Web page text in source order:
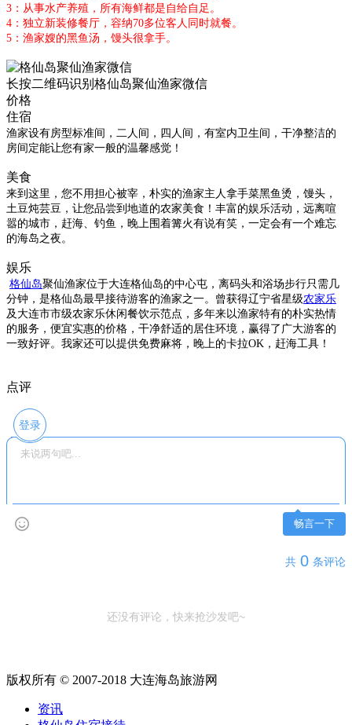
3：从事水产养殖，所有海鲜都是自给自足。
4：独立新装修餐厅，容纳70多位客人同时就餐。
5：渔家嫂的黑鱼汤，馒头很拿手。
长按二维码识别 格仙岛聚仙渔家微信
价格
住宿
渔家设有房型标准间，二人间，四人间，有室内卫生间，干净整洁的
房间定能让您有家一般的温馨感觉！
美食
来到这里，您不用担心被宰，朴实的渔家主人拿手菜黑鱼烫，馒头，
土豆炖芸豆，让您品尝到地道的农家美食！ 丰富的娱乐活动，远离喧
嚣的城市，赶海、钓鱼，晚上围着篝火有说有笑，一定会有一个难忘
的海岛之夜。
娱乐
格仙岛聚仙渔家位于大连格仙岛的中心屯，离码头和浴场步行只需几
分钟，是格仙岛最早接待游客的渔家之一。曾获得辽宁省星级农家乐
及大连市市级农家乐休闲餐饮示范点，多年来以渔家特有的朴实热情
的服务，便宜实惠的价格，干净舒适的居住环境，赢得了广大游客的
一致好评。我家还可以提供免费麻将，晚上的卡拉OK，赶海工具！
点评
登录
畅言一下
共 0 条评论
还没有评论，快来抢沙发吧~
版权所有 © 2007-2018 大连海岛旅游网
资讯